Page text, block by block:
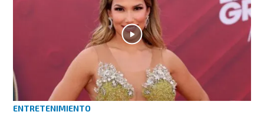
ENTRETENIMIENTO